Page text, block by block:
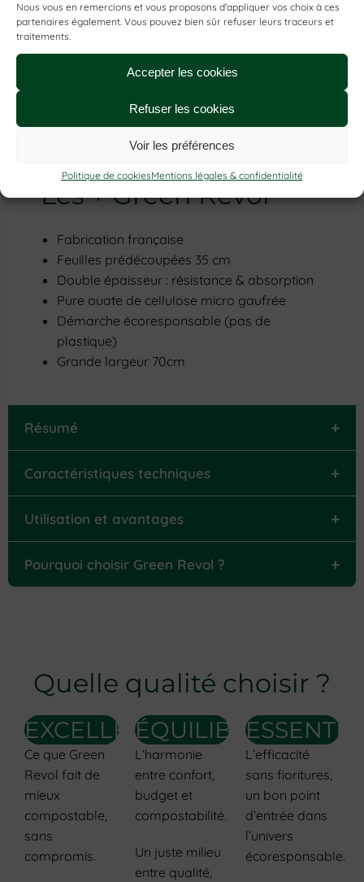
Nous vous en remercions et vous proposons d'appliquer vos choix à ces
partenaires également. Vous pouvez bien sûr refuser leurs traceurs et
traitements.
Accepter les cookies
Refuser les cookies
Voir les préférences
Politique de cookiesMentions légales & confidentialité
spas et centres de soins.
Green Revol privilégie progressivement un
supprimant l’usage du plastique tout en
garantissant une protection optimale des
Les + Green Revol
Fabrication française
Feuilles prédécoupées 35 cm
Double épaisseur : résistance & absorption
Pure ouate de cellulose micro gaufrée
Démarche écoresponsable (pas de
plastique)
Grande largeur 70cm
Résumé +
Caractéristiques techniques +
Utilisation et avantages +
Pourquoi choisir Green Revol ? +
Quelle qualité choisir ?
EXCELLENCE
Ce que Green
Revol fait de
mieux
compostable,
sans
compromis.
ÉQUILIBRE
L’harmonie
entre confort,
budget et
compostabilité.
Un juste milieu
entre qualité,
L’efficacité
sans fioritures,
un bon point
d’entrée dans
l’univers
écoresponsable.